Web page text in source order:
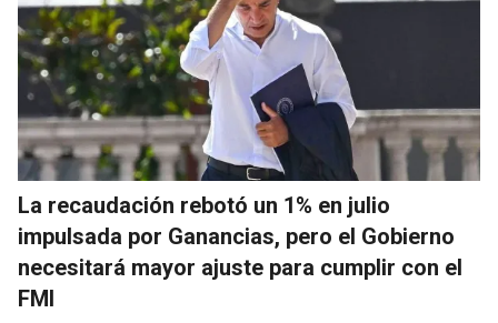
La recaudación rebotó un 1% en julio
impulsada por Ganancias, pero el Gobierno
necesitará mayor ajuste para cumplir con el
FMI